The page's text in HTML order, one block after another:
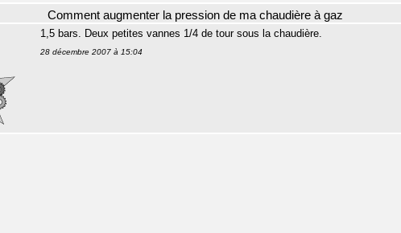
Comment augmenter la pression de ma chaudière à gaz
1,5 bars. Deux petites vannes 1/4 de tour sous la chaudière.
28 décembre 2007 à 15:04